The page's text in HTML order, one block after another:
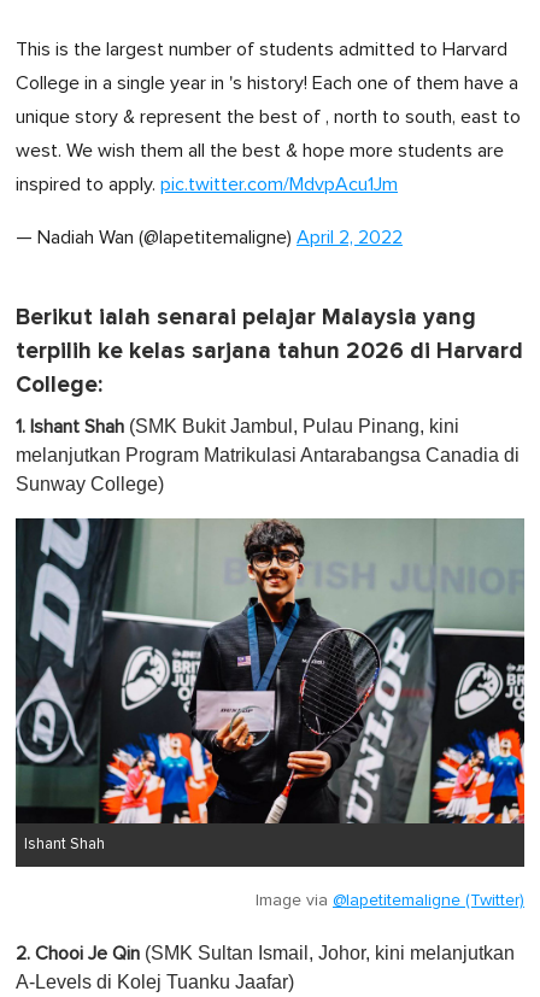
This is the largest number of students admitted to Harvard
College in a single year in 's history! Each one of them have a
unique story & represent the best of , north to south, east to
west. We wish them all the best & hope more students are
inspired to apply. pic.twitter.com/MdvpAcu1Jm
— Nadiah Wan (@lapetitemaligne) April 2, 2022
Berikut ialah senarai pelajar Malaysia yang
terpilih ke kelas sarjana tahun 2026 di Harvard
College:
1. Ishant Shah (SMK Bukit Jambul, Pulau Pinang, kini
melanjutkan Program Matrikulasi Antarabangsa Canadia di
Sunway College)
Ishant Shah
Image via @lapetitemaligne (Twitter)
2. Chooi Je Qin (SMK Sultan Ismail, Johor, kini melanjutkan
A-Levels di Kolej Tuanku Jaafar)